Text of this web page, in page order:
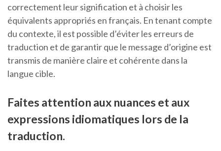
correctement leur signification et à choisir les
équivalents appropriés en français. En tenant compte
du contexte, il est possible d’éviter les erreurs de
traduction et de garantir que le message d’origine est
transmis de manière claire et cohérente dans la
langue cible.
Faites attention aux nuances et aux
expressions idiomatiques lors de la
traduction.